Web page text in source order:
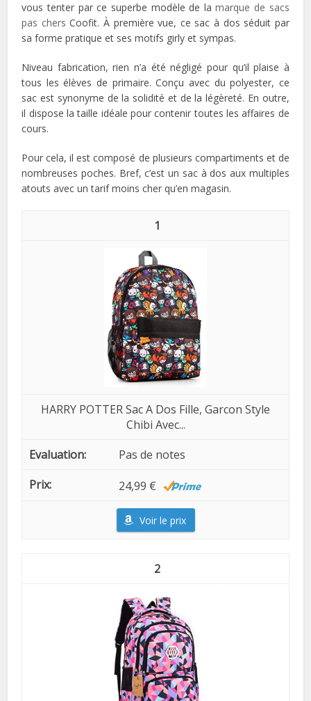
vous tenter par ce superbe modèle de lamarque de sacs
pas chers Coofit. À première vue, ce sac à dos séduit par
sa forme pratique et ses motifs girly et sympas.
Niveau fabrication, rien n’a été négligé pour qu’il plaise à
tous les élèves de primaire. Conçu avec du polyester, ce
sac est synonyme de la solidité et de la légèreté. En outre,
il dispose la taille idéale pour contenir toutes les affaires de
cours.
Pour cela, il est composé de plusieurs compartiments et de
nombreuses poches. Bref, c’est un sac à dos aux multiples
atouts avec un tarif moins cher qu’en magasin.
1
HARRY POTTER Sac A Dos Fille, Garcon Style
Chibi Avec...
Pas de notes
24,99 €
Voir le prix
2